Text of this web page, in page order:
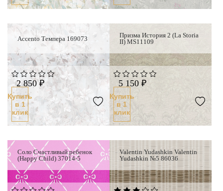
Новинка
Accento Темпера 169073
2 850 ₽
Купить
в 1
клик
Призма История 2 (La Storia
II) MS11109
5 150 ₽
Купить
в 1
клик
Соло Счастливый ребенок
(Happy Child) 37014-5
Valentin Yudashkin Valentin
Yudashkin №5 86036